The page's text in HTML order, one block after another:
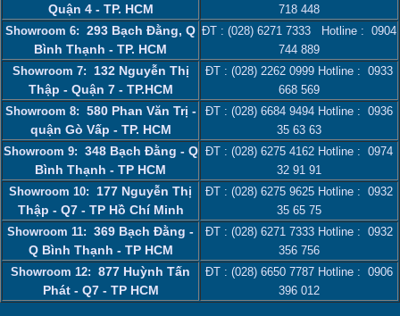
Quận 4 - TP. HCM
718 448
Showroom 6: 293 Bạch Đằng, Q
Bình Thạnh - TP. HCM
ĐT : (028) 6271 7333 Hotline : 0904
744 889
Showroom 7: 132 Nguyễn Thị
Thập - Quận 7 - TP.HCM
ĐT : (028) 2262 0999 Hotline : 0933
668 569
Showroom 8: 580 Phan Văn Trị -
quận Gò Vấp - TP. HCM
ĐT : (028) 6684 9494 Hotline : 0936
35 63 63
Showroom 9: 348 Bạch Đằng - Q
Bình Thạnh - TP HCM
ĐT : (028) 6275 4162 Hotline : 0974
32 91 91
Showroom 10: 177 Nguyễn Thị
Thập - Q7 - TP Hồ Chí Minh
ĐT : (028) 6275 9625 Hotline : 0932
35 65 75
Showroom 11: 369 Bạch Đằng -
Q Bình Thạnh - TP HCM
ĐT : (028) 6271 7333 Hotline : 0932
356 756
Showroom 12: 877 Huỳnh Tấn
Phát - Q7 - TP HCM
ĐT : (028) 6650 7787 Hotline : 0906
396 012